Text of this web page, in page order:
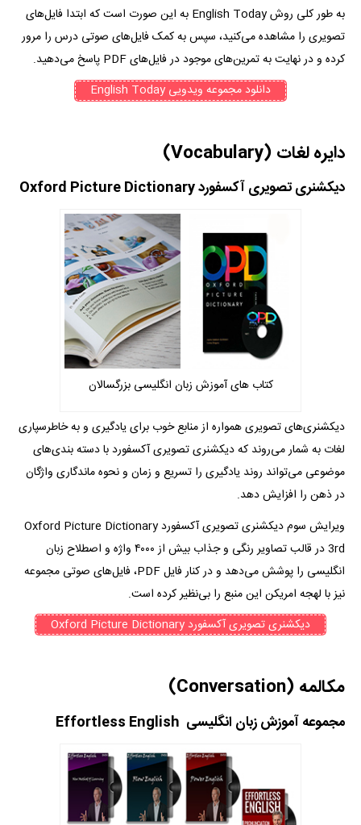
به طور کلی روش English Today به این صورت است که ابتدا فایل‌های
تصویری را مشاهده می‌کنید، سپس به کمک فایل‌های صوتی درس را مرور
کرده و در نهایت به تمرین‌های موجود در فایل‌های PDF پاسخ می‌دهید.
دانلود مجموعه ویدویی English Today
دایره لغات (Vocabulary)
دیکشنری تصویری آکسفورد Oxford Picture Dictionary
کتاب های آموزش زبان انگلیسی بزرگسالان
دیکشنری‌های تصویری همواره از منابع خوب برای یادگیری و به خاطر‌سپاری
لغات به شمار می‌روند که دیکشنری تصویری آکسفورد با دسته بندی‌های
موضوعی می‌تواند روند یادگیری را تسریع و زمان و نحوه ماندگاری واژگان
در ذهن را افزایش دهد.
ویرایش سوم دیکشنری تصویری آکسفورد Oxford Picture Dictionary
3rd در قالب تصاویر رنگی و جذاب بیش از ۴۰۰۰ واژه و اصطلاح زبان
انگلیسی را پوشش می‌دهد و در کنار فایل PDF، فایل‌های صوتی مجموعه
نیز با لهجه امریکن این منبع را بی‌نظیر کرده است.
دیکشنری تصویری آکسفورد Oxford Picture Dictionary
مکالمه (Conversation)
مجموعه آموزش زبان انگلیسی Effortless English